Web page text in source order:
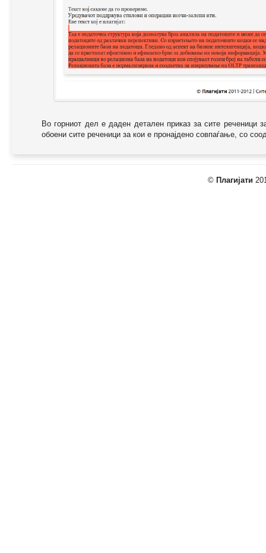
Во горниот дел е даден детален приказ за сите реченици
обоени сите реченици за кои е пронајдено совпаѓање, со
© Плагијати